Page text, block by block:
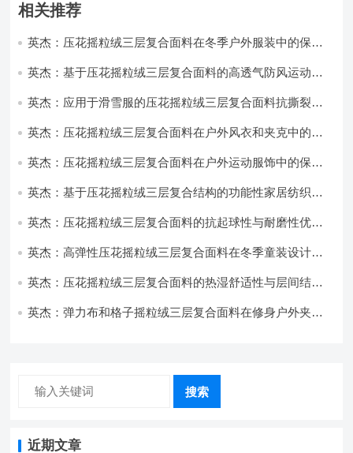
相关推荐
英杰：压花摇粒绒三层复合面料在冬季户外服装中的保暖
英杰：基于压花摇粒绒三层复合面料的高透气防风运动服
英杰：应用于滑雪服的压花摇粒绒三层复合面料抗撕裂与
英杰：压花摇粒绒三层复合面料在户外风衣和夹克中的应
英杰：压花摇粒绒三层复合面料在户外运动服饰中的保暖
英杰：基于压花摇粒绒三层复合结构的功能性家居纺织品
英杰：压花摇粒绒三层复合面料的抗起球性与耐磨性优化
英杰：高弹性压花摇粒绒三层复合面料在冬季童装设计中
英杰：压花摇粒绒三层复合面料的热湿舒适性与层间结合
英杰：弹力布和格子摇粒绒三层复合面料在修身户外夹克
搜索
近期文章